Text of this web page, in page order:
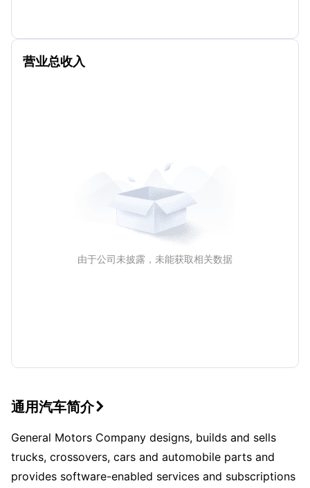
营业总收入
由于公司未披露，未能获取相关数据
通用汽车简介
General Motors Company designs, builds and sells
trucks, crossovers, cars and automobile parts and
provides software-enabled services and subscriptions